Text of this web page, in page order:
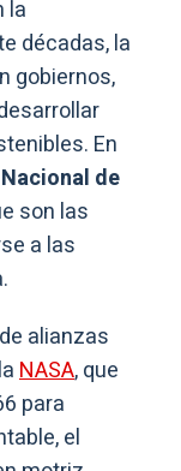
la
décadas, la
gobiernos,
En
de
son las
a las
alianzas
NASA, que
para
el